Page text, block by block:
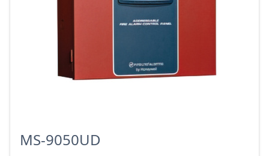
MS-9050UD